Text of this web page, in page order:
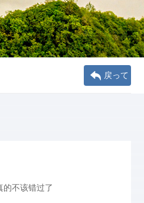
戻って
的不该错过了